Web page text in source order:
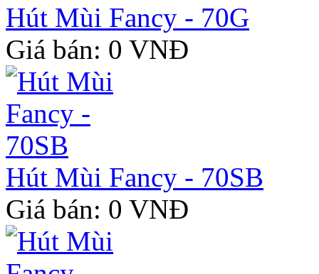
Hút Mùi Fancy - 70G
Giá bán: 0 VNĐ
Hút Mùi Fancy - 70SB
Giá bán: 0 VNĐ